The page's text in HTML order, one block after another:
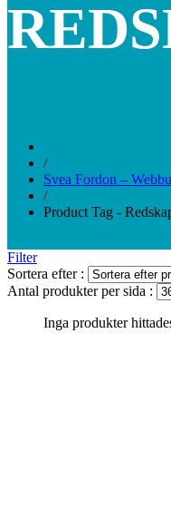
/
Svea Fordon –
/
Product Tag -
Filter
Sortera efter :
Antal produkter per sida :
Inga produkter